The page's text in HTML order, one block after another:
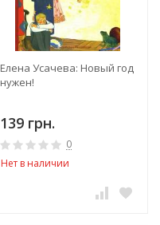
Елена Усачева: Новый год
нужен!
139 грн.
0
Нет в наличии